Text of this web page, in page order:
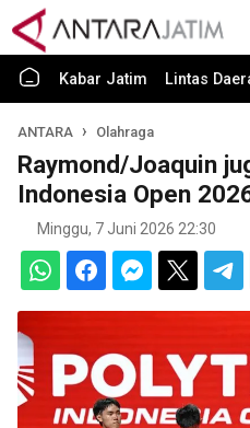
Kabar Jatim Lintas
ANTARA Olahraga
Raymond/Joaquin
Indonesia Open
Minggu, 7 Juni 2026 22:30